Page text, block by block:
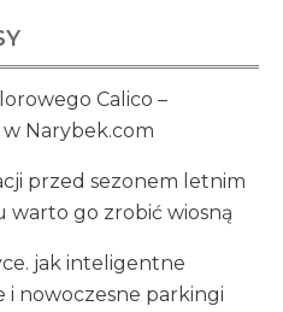
Calico –
Narybek.com
przed sezonem letnim
warto go zrobić wiosną
jak inteligentne
i nowoczesne parkingi